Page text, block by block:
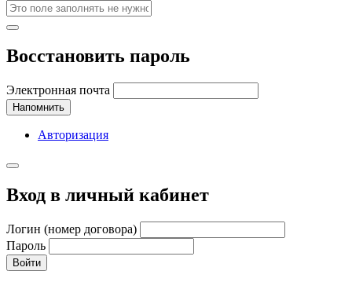
Восстановить пароль
Электронная почта
Напомнить
Авторизация
Вход в личный кабинет
Логин (номер договора)
Пароль
Войти